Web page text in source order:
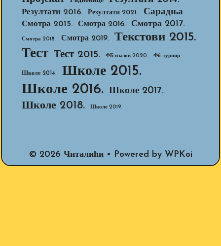
Резултати 2016. Резултати 2021. Сарадња
Смотра 2015. Смотра 2016. Смотра 2017.
Смотра 2018. Смотра 2019. Текстови 2015.
Тест Тест 2015. ФБ изазов 2020. Фб-турнир
Школе 2014.
Школе 2015.
Школе 2016. Школе 2017.
Школе 2018. Школе 2019.
© 2026 Читалићи• Powered by WPKoi